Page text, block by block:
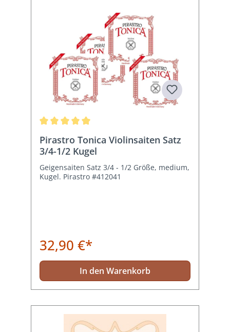
Pirastro Tonica Violinsaiten Satz
3/4-1/2 Kugel
Geigensaiten Satz 3/4 - 1/2 Größe, medium,
Kugel. Pirastro #412041
32,90 €*
In den Warenkorb